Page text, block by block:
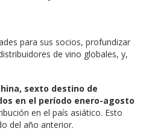
para sus socios, profundizar
de vino globales, y,
sexto destino de
en el período enero-agosto
en el país asiático. Esto
del año anterior.